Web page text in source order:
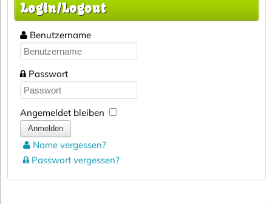
Login/Logout
Benutzername
Passwort
Angemeldet bleiben
Anmelden
Name vergessen?
Passwort vergessen?